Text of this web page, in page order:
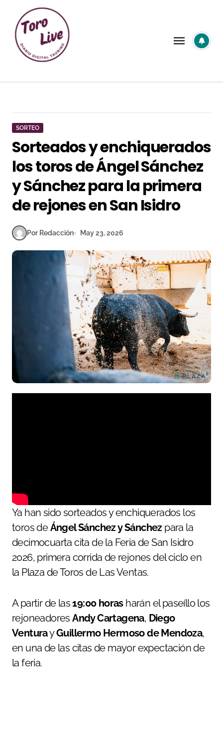
contenido
SORTEO
Sorteados y enchiquerados
los toros de Ángel Sánchez
y Sánchez para la primera
de rejones en San Isidro
Por Redacción May 23, 2026
Ya han sido sorteados y enchiquerados los
toros deÁngel Sánchez y Sánchezpara la
decimocuarta cita de la Feria de San Isidro
2026, primera corrida de rejones del ciclo en
la Plaza de Toros de Las Ventas.
A partir de las19:00 horasharán el paseíllo los
rejoneadoresAndy Cartagena, Diego
VenturayGuillermo Hermoso de Mendoza,
en una de las citas de mayor expectación de
la feria.